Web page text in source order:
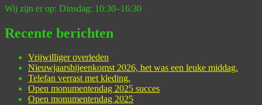
Wij zijn er op: Dinsdag: 10:30–16:30
Recente berichten
Vrijwilliger overleden
Nieuwjaarsbijeenkomst 2026, het was een leuke middag.
Telefan verrast met kleding.
Open monumentendag 2025 succes
Open monumentendag 2025